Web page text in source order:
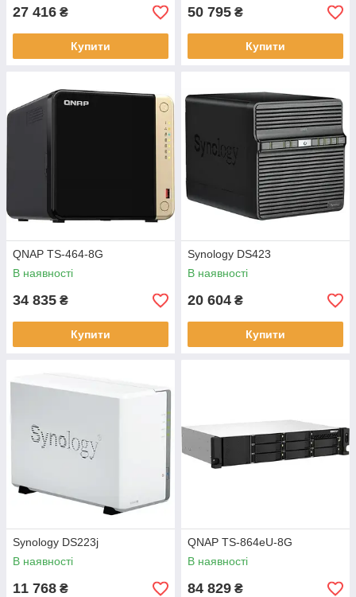
27 416 ₴
Купити
50 795 ₴
Купити
QNAP TS-464-8G
В наявності
34 835 ₴
Купити
Synology DS423
В наявності
20 604 ₴
Купити
Synology DS223j
В наявності
11 768 ₴
QNAP TS-864eU-8G
В наявності
84 829 ₴